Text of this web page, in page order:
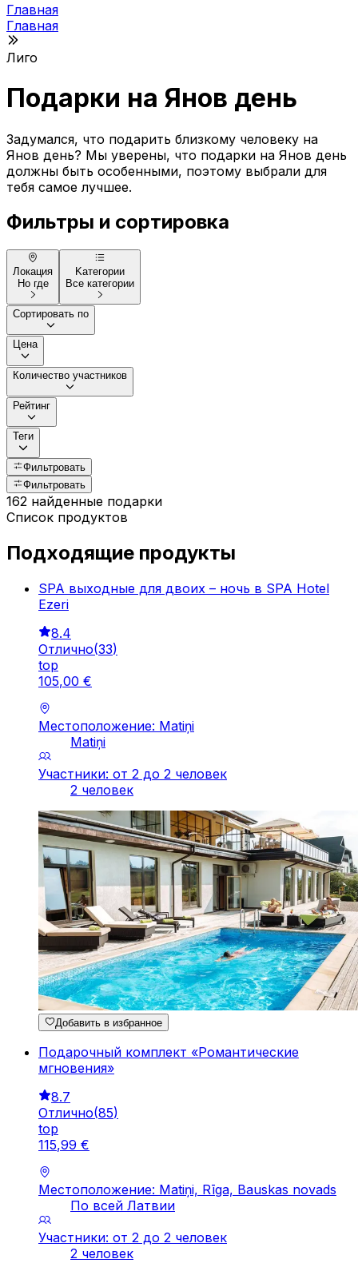
Главная
Главная
Лиго
Подарки на Янов день
Задумался, что подарить близкому человеку на
Янов день? Мы уверены, что подарки на Янов день
должны быть особенными, поэтому выбрали для
тебя самое лучшее.
Фильтры и сортировка
Локация
Но где
Kатегории
Все категории
Сортировать по
Цена
Количество участников
Рейтинг
Теги
Фильтровать
Фильтровать
162 найденные подарки
Список продуктов
Подходящие продукты
SPA выходные для двоих – ночь в SPA Hotel
Ezeri
8.4
Отлично(33)
top
105,00 €
Местоположение: Matiņi
Matiņi
Участники: от 2 до 2 человек
2 человек
Добавить в избранное
Подарочный комплект «Романтические
мгновения»
8.7
Отлично(85)
top
115,99 €
Местоположение: Matiņi, Rīga, Bauskas novads
По всей Латвии
Участники: от 2 до 2 человек
2 человек